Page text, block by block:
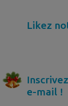
Likez
e-mail !